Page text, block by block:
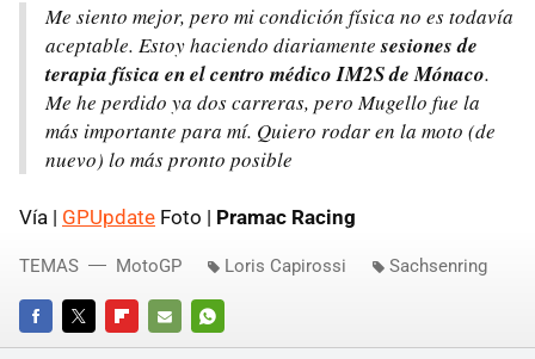
Me siento mejor, pero mi condición física no es todavía
aceptable. Estoy haciendo diariamentesesiones de
terapia física en el centro médico IM2S de Mónaco.
Me he perdido ya dos carreras, pero Mugello fue la
más importante para mí. Quiero rodar en la moto (de
nuevo) lo más pronto posible
Vía | GPUpdate Foto | Pramac Racing
FACEBOOKTWITTERFLIPBOARD
E-
WHATSAPP
TEMAS MotoGP Loris Capirossi Sachsenring